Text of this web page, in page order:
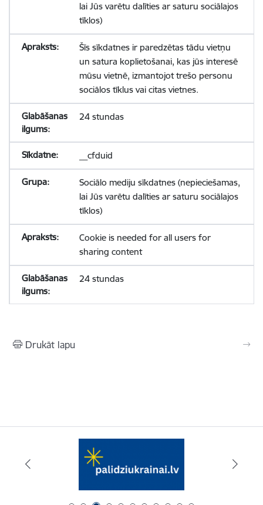
lai Jūs varētu dalīties ar saturu sociālajos
tīklos)
Šīs sīkdatnes ir paredzētas tādu vietņu
un satura koplietošanai, kas jūs interesē
mūsu vietnē, izmantojot trešo personu
sociālos tīklus vai citas vietnes.
24 stundas
__cfduid
Sociālo mediju sīkdatnes (nepieciešamas,
lai Jūs varētu dalīties ar saturu sociālajos
tīklos)
Cookie is needed for all users for
sharing content
24 stundas
Drukāt lapu